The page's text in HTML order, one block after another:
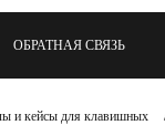
ОБРАТНАЯ СВЯЗЬ
и кейсы для клавишных